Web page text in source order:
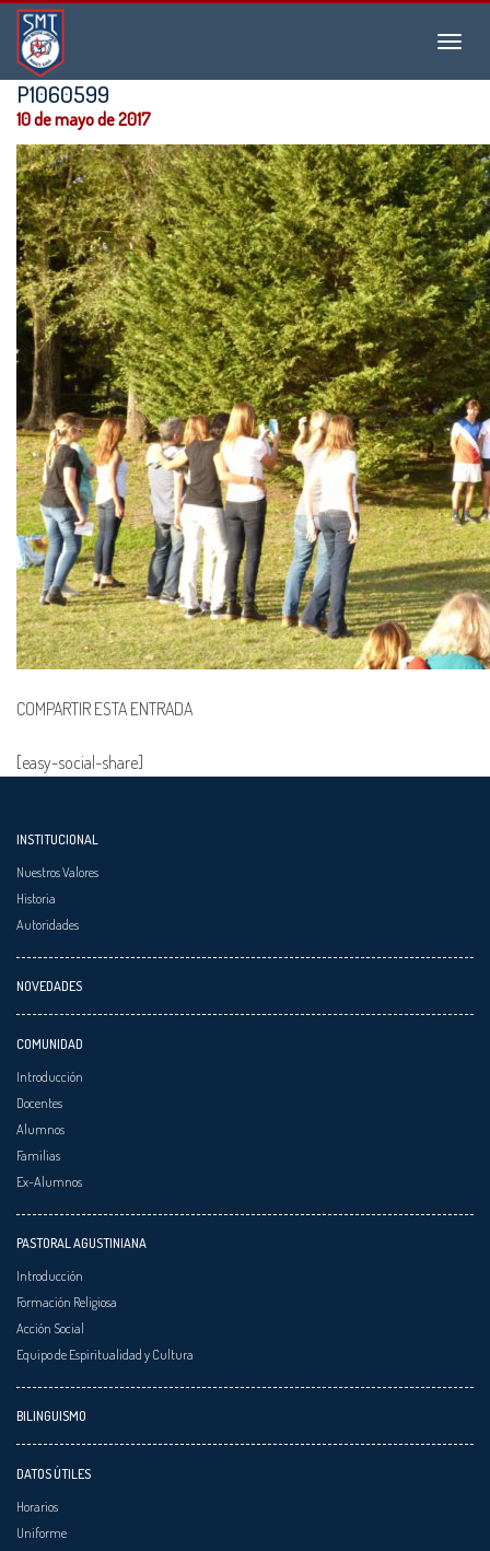
Menu
Instituto
San
Martín
de
Tours
P1060599
10 de mayo de 2017
COMPARTIR ESTA ENTRADA
[easy-social-share]
INSTITUCIONAL
Nuestros Valores
Historia
Autoridades
NOVEDADES
COMUNIDAD
Introducción
Docentes
Alumnos
Familias
Ex-Alumnos
PASTORAL AGUSTINIANA
Introducción
Formación Religiosa
Acción Social
Equipo de Espiritualidad y Cultura
BILINGUISMO
DATOS ÚTILES
Horarios
Uniforme